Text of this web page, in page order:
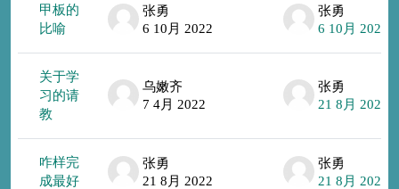
甲板的
比喻
张勇
6 10月 2022
张勇
6 10月 2022
关于学
习的请
教
乌嫩齐
7 4月 2022
张勇
21 8月 2022
咋样完
成最好
张勇
21 8月 2022
张勇
21 8月 2022